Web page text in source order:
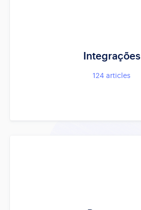
Integrações
124 articles